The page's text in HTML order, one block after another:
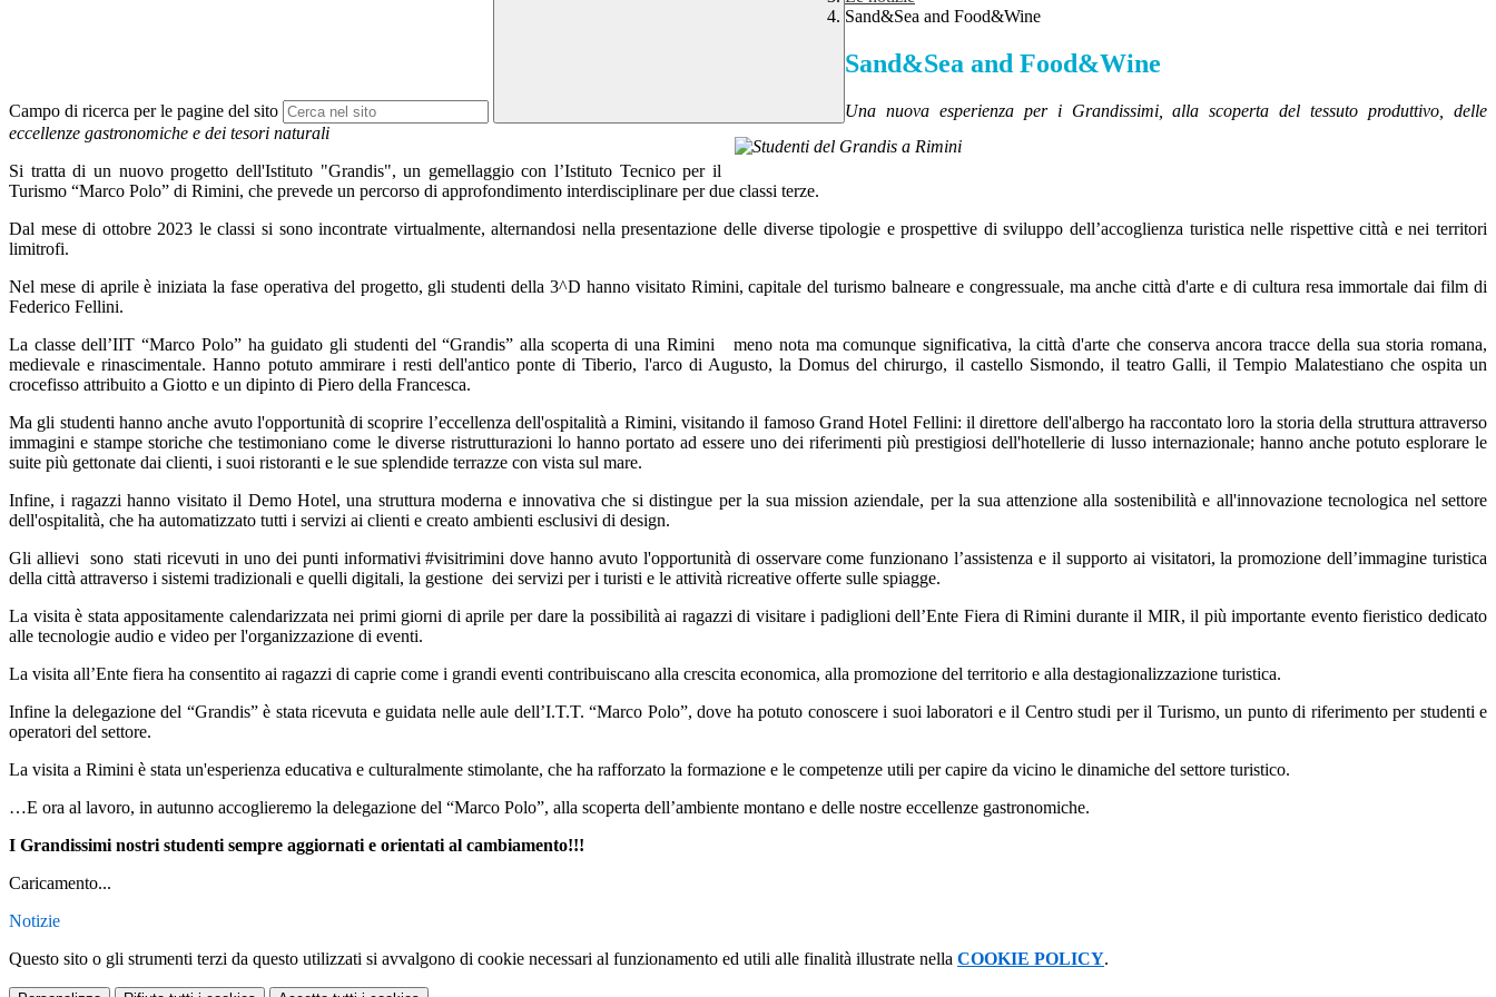
Campo di ricerca per le pagine del sito
Sand&Sea and Food&Wine
Sand&Sea and Food&Wine
Una nuova esperienza per i Grandissimi, alla scoperta del tessuto produttivo, delle
eccellenze gastronomiche e dei tesori naturali
Si tratta di un nuovo progetto dell'Istituto "Grandis", un gemellaggio con l’Istituto Tecnico per il
Turismo “Marco Polo” di Rimini, che prevede un percorso di approfondimento interdisciplinare per due classi terze.
Dal mese di ottobre 2023 le classi si sono incontrate virtualmente, alternandosi nella presentazione delle diverse tipologie e prospettive di sviluppo dell’accoglienza turistica nelle rispettive città e nei territori
limitrofi.
Nel mese di aprile è iniziata la fase operativa del progetto, gli studenti della 3^D hanno visitato Rimini, capitale del turismo balneare e congressuale, ma anche città d'arte e di cultura resa immortale dai film di
Federico Fellini.
La classe dell’IIT “Marco Polo” ha guidato gli studenti del “Grandis” alla scoperta di una Rimini
meno nota ma comunque significativa, la città d'arte che conserva ancora tracce della sua storia romana,
medievale e rinascimentale. Hanno potuto ammirare i resti dell'antico ponte di Tiberio, l'arco di Augusto, la Domus del chirurgo, il castello Sismondo, il teatro Galli, il Tempio Malatestiano che ospita un
crocefisso attribuito a Giotto e un dipinto di Piero della Francesca.
Ma gli studenti hanno anche avuto l'opportunità di scoprire l’eccellenza dell'ospitalità a Rimini, visitando il famoso Grand Hotel Fellini: il direttore dell'albergo ha raccontato loro la storia della struttura attraverso
immagini e stampe storiche che testimoniano come le diverse ristrutturazioni lo hanno portato ad essere uno dei riferimenti più prestigiosi dell'hotellerie di lusso internazionale; hanno anche potuto esplorare le
suite più gettonate dai clienti, i suoi ristoranti e le sue splendide terrazze con vista sul mare.
Infine, i ragazzi hanno visitato il Demo Hotel, una struttura moderna e innovativa che si distingue per la sua mission aziendale, per la sua attenzione alla sostenibilità e all'innovazione tecnologica nel settore
dell'ospitalità, che ha automatizzato tutti i servizi ai clienti e creato ambienti esclusivi di design.
Gli allievi
sono stati ricevuti in uno dei punti informativi #visitrimini dove hanno avuto l'opportunità di osservare come funzionano l’assistenza e il supporto ai visitatori, la promozione dell’immagine turistica
della città attraverso i sistemi tradizionali e quelli digitali, la gestione dei servizi per i turisti e le attività ricreative offerte sulle spiagge.
La visita è stata appositamente calendarizzata nei primi giorni di aprile per dare la possibilità ai ragazzi di visitare i padiglioni dell’Ente Fiera di Rimini durante il MIR, il più importante evento fieristico dedicato
alle tecnologie audio e video per l'organizzazione di eventi.
La visita all’Ente fiera ha consentito ai ragazzi di caprie come i grandi eventi contribuiscano alla crescita economica, alla promozione del territorio e alla destagionalizzazione turistica.
Infine la delegazione del “Grandis” è stata ricevuta e guidata nelle aule dell’I.T.T. “Marco Polo”, dove ha potuto conoscere i suoi laboratori e il Centro studi per il Turismo, un punto di riferimento per studenti e
operatori del settore.
La visita a Rimini è stata un'esperienza educativa e culturalmente stimolante, che ha rafforzato la formazione e le competenze utili per capire da vicino le dinamiche del settore turistico.
…E ora al lavoro, in autunno accoglieremo la delegazione del “Marco Polo”, alla scoperta dell’ambiente montano e delle nostre eccellenze gastronomiche.
I Grandissimi nostri studenti sempre aggiornati e orientati al cambiamento!!!
Caricamento...
Notizie
Questo sito o gli strumenti terzi da questo utilizzati si avvalgono di cookie necessari al funzionamento ed utili alle finalità illustrate nella COOKIE POLICY.